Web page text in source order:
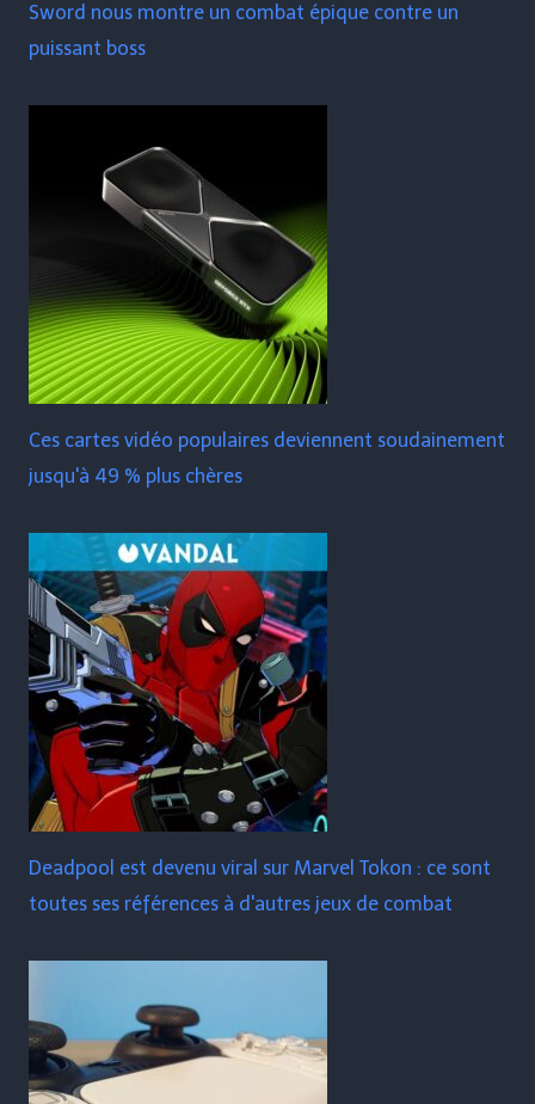
Sword nous montre un combat épique contre un
puissant boss
Ces cartes vidéo populaires deviennent soudainement
jusqu'à 49 % plus chères
Deadpool est devenu viral sur Marvel Tokon : ce sont
toutes ses références à d'autres jeux de combat